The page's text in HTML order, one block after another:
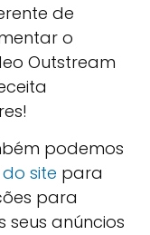
de
o
Outstream
podemos
site para
para
anúncios